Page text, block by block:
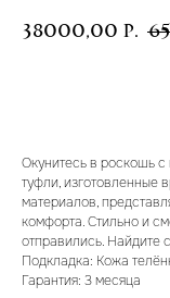
38000,00 р.
Окунитесь в роскошь
туфли, изготовленные
материалов,
комфорта. Стильно и
отправились. Найдите
Подкладка: Кожа
Гарантия: 3 месяца